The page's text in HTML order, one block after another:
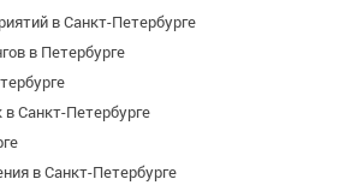
в Санкт-Петербурге
в Петербурге
Санкт-Петербурге
в Санкт-Петербурге